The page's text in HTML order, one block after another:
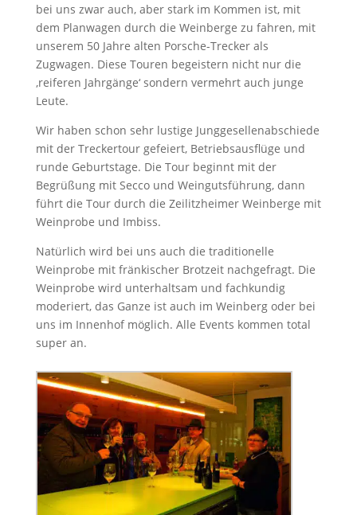
bei uns zwar auch, aber stark im Kommen ist, mit
dem Planwagen durch die Weinberge zu fahren, mit
unserem 50 Jahre alten Porsche-Trecker als
Zugwagen. Diese Touren begeistern nicht nur die
‚reiferen Jahrgänge‘ sondern vermehrt auch junge
Leute.
Wir haben schon sehr lustige Junggesellenabschiede
mit der Treckertour gefeiert, Betriebsausflüge und
runde Geburtstage. Die Tour beginnt mit der
Begrüßung mit Secco und Weingutsführung, dann
führt die Tour durch die Zeilitzheimer Weinberge mit
Weinprobe und Imbiss.
Natürlich wird bei uns auch die traditionelle
Weinprobe mit fränkischer Brotzeit nachgefragt. Die
Weinprobe wird unterhaltsam und fachkundig
moderiert, das Ganze ist auch im Weinberg oder bei
uns im Innenhof möglich. Alle Events kommen total
super an.